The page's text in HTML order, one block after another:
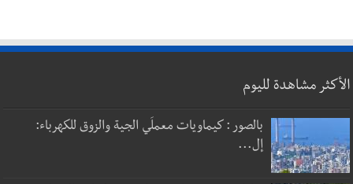
الأكثر مشاهدة لليوم
بالصور : كيماويات معملَي الجية والزوق للكهرباء:
إل...